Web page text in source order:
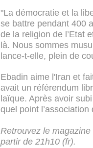
"La démocratie et la
se battre pendant 400
de la religion de l’Etat
là. Nous sommes
lance-t-elle, plein de
Ebadin aime l'Iran et
avait un référendum
laïque. Après avoir
quel point
Retrouvez le
partir de 21h10 (fr).